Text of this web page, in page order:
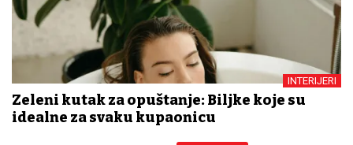
INTERIJERI
Zeleni kutak za opuštanje: Biljke koje su
idealne za svaku kupaonicu